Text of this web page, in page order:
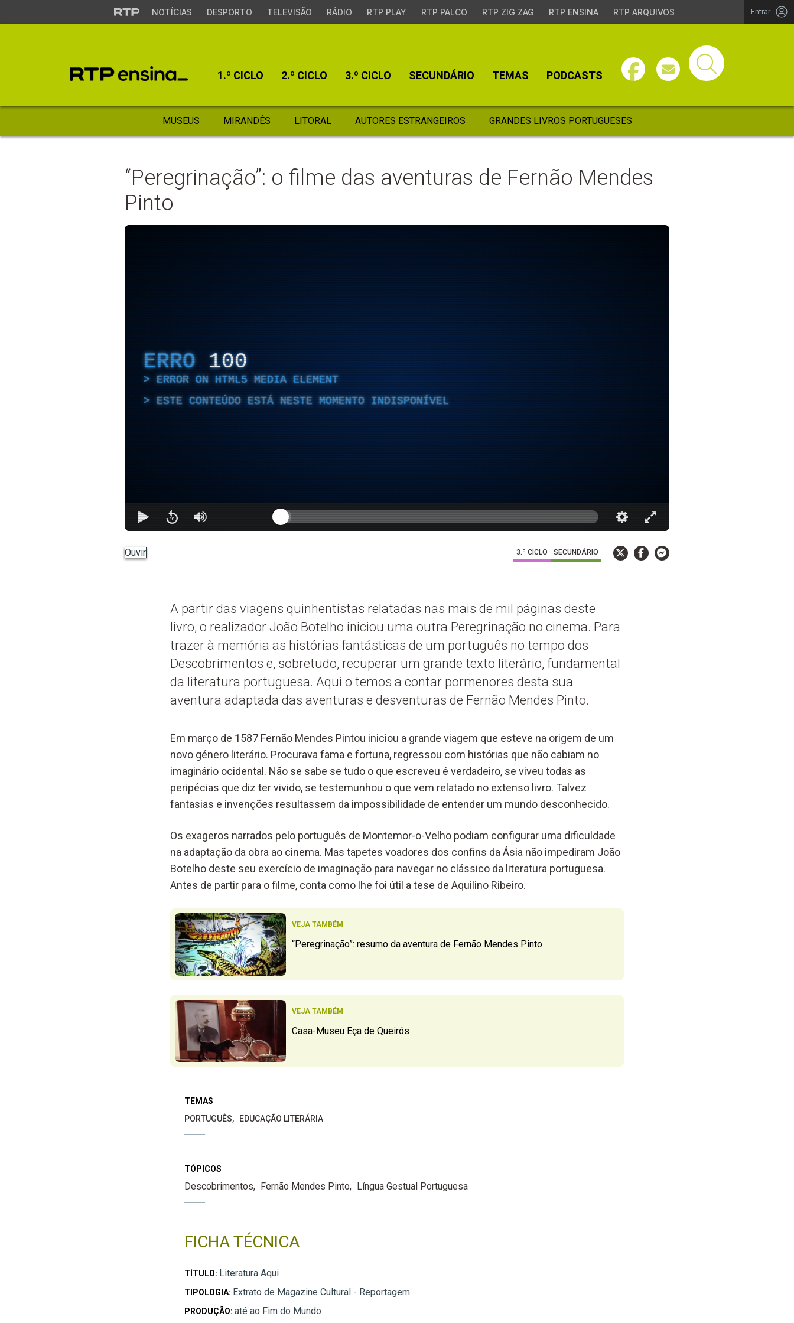
NOTÍCIAS DESPORTO TELEVISÃO RÁDIO RTP PLAY RTP PALCO RTP ZIG ZAG RTP ENSINA RTP ARQUIVOS Entrar
1.º CICLO 2.º CICLO 3.º CICLO SECUNDÁRIO TEMAS PODCASTS
MUSEUS MIRANDÊS LITORAL AUTORES ESTRANGEIROS GRANDES LIVROS PORTUGUESES
“Peregrinação”: o filme das aventuras de Fernão Mendes
Pinto
ERRO 100
ERROR ON HTML5 MEDIA ELEMENT
ESTE CONTEÚDO ESTÁ NESTE MOMENTO INDISPONÍVEL
Ouvir 3.º CICLO SECUNDÁRIO
A partir das viagens quinhentistas relatadas nas mais de mil páginas deste
livro, o realizador João Botelho iniciou uma outra Peregrinação no cinema. Para
trazer à memória as histórias fantásticas de um português no tempo dos
Descobrimentos e, sobretudo, recuperar um grande texto literário, fundamental
da literatura portuguesa. Aqui o temos a contar pormenores desta sua
aventura adaptada das aventuras e desventuras de Fernão Mendes Pinto.
Em março de 1587 Fernão Mendes Pintou iniciou a grande viagem que esteve na origem de um
novo género literário. Procurava fama e fortuna, regressou com histórias que não cabiam no
imaginário ocidental. Não se sabe se tudo o que escreveu é verdadeiro, se viveu todas as
peripécias que diz ter vivido, se testemunhou o que vem relatadono extenso livro. Talvez
fantasias e invenções resultassem da impossibilidade de entender um mundo desconhecido.
Os exageros narrados pelo português de Montemor-o-Velho podiam configurar uma dificuldade
na adaptação da obra ao cinema. Mas tapetes voadores dos confins da Ásia não impediram João
Botelho deste seu exercício de imaginação para navegar noclássico da literatura portuguesa.
Antes de partir para o filme,conta como lhe foi útil a tese de Aquilino Ribeiro.
VEJA TAMBÉM
“Peregrinação”: resumo da aventura de Fernão Mendes Pinto
VEJA TAMBÉM
Casa-Museu Eça de Queirós
TEMAS
PORTUGUÊS
EDUCAÇÃO LITERÁRIA
TÓPICOS
Descobrimentos Fernão Mendes Pinto Língua Gestual Portuguesa
FICHA TÉCNICA
TÍTULO: Literatura Aqui
TIPOLOGIA: Extrato de Magazine Cultural - Reportagem
PRODUÇÃO: até ao Fim do Mundo